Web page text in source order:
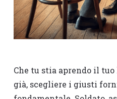
Che tu stia aprendo il
già, scegliere i giusti